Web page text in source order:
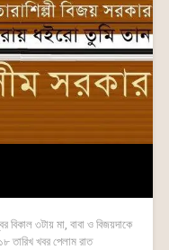
বিকাল ৩টায় মা, বাবা ও বিজয়দাকে
তারিখ খবর পেলাম রাত